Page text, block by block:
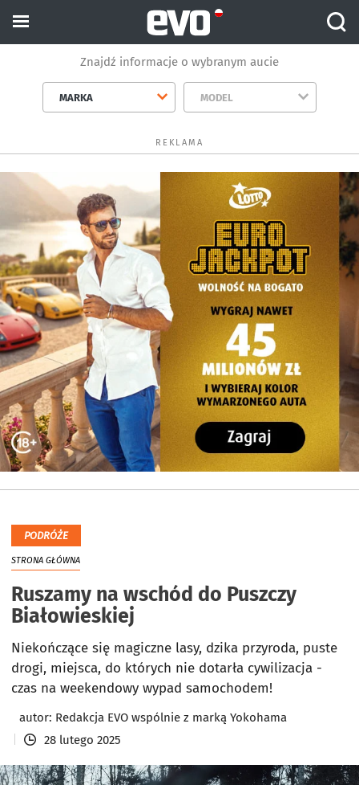
Znajdź informacje o wybranym aucie
MARKA MODEL
REKLAMA
PODRÓŻE
STRONA GŁÓWNA
Ruszamy na wschód do Puszczy
Białowieskiej
Niekończące się magiczne lasy, dzika przyroda, puste
drogi, miejsca, do których nie dotarła cywilizacja -
czas na weekendowy wypad samochodem!
autor: Redakcja EVO wspólnie z marką Yokohama
28 lutego 2025